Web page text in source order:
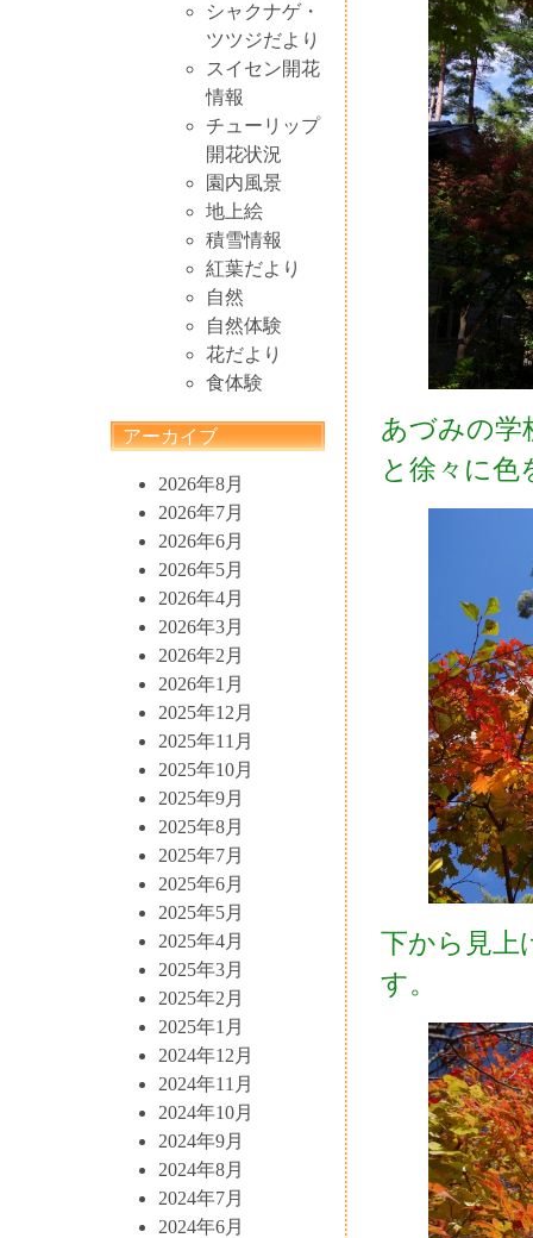
シャクナゲ・
ツツジだより
スイセン開花
情報
チューリップ
開花状況
園内風景
地上絵
積雪情報
紅葉だより
自然
自然体験
花だより
食体験
アーカイブ
2026年8月
2026年7月
2026年6月
2026年5月
2026年4月
2026年3月
2026年2月
2026年1月
2025年12月
2025年11月
2025年10月
2025年9月
2025年8月
2025年7月
2025年6月
2025年5月
2025年4月
2025年3月
2025年2月
2025年1月
2024年12月
2024年11月
2024年10月
2024年9月
2024年8月
2024年7月
2024年6月
あづみの学
と徐々に色
下から見上
す。